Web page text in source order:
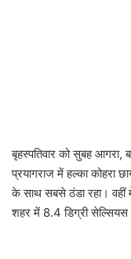
बृहस्पतिवार को सुबह
प्रयागराज में हल्का कोहरा
के साथ सबसे ठंडा रहा। वहीं
शहर में 8.4 डिग्री सेल्सियस